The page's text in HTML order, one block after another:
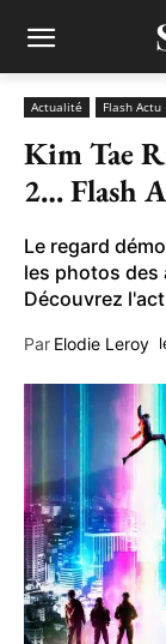
Actualité Flash Actu
Kim Tae
2… Flash
Le regard
les photos des
Découvrez
Par Elodie Leroy